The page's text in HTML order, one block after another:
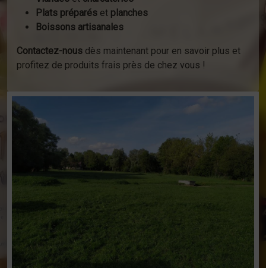
Plats préparés et planches
Boissons artisanales
Contactez-nous dès maintenant pour en savoir plus et
profitez de produits frais près de chez vous !